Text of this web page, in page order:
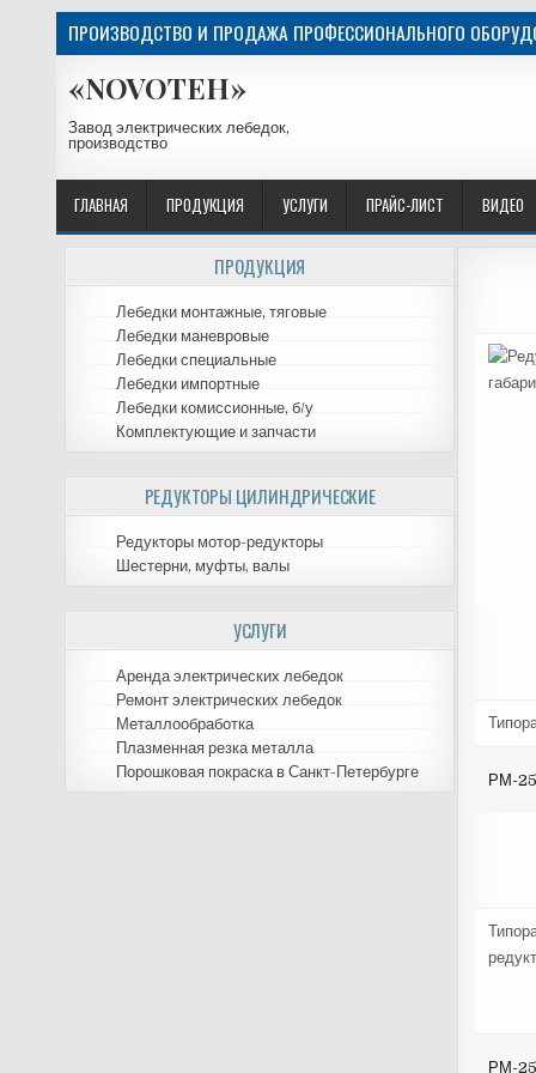
ПРОИЗВОДСТВО И ПРОДАЖА ПРОФЕССИОНАЛЬНОГО
«NOVOTEH»
Завод электрических лебедок,
производство
ГЛАВНАЯ ПРОДУКЦИЯ УСЛУГИ ПРАЙС-ЛИСТ ВИДЕО
ПРОДУКЦИЯ
Лебедки монтажные, тяговые
Лебедки маневровые
Лебедки специальные
Лебедки импортные
Лебедки комиссионные, б/у
Комплектующие и запчасти
РЕДУКТОРЫ ЦИЛИНДРИЧЕСКИЕ
Редукторы мотор-редукторы
Шестерни, муфты, валы
УСЛУГИ
Аренда электрических лебедок
Ремонт электрических лебедок
Металлообработка
Плазменная резка металла
Порошковая покраска в Санкт-Петербурге
РМ-
РМ-